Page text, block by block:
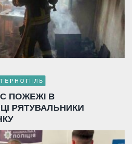
ТЕРНОПІЛЬ
ПОЖЕЖІ В
РЯТУВАЛЬНИКИ